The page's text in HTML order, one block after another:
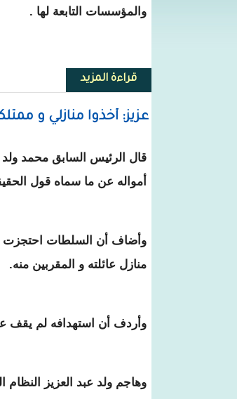
والمؤسسات التابعة لها .
قراءة المزيدحول الوزير الأول
عزيز: أخذوا منازلي و
قال الرئيس السابق محمد ولد
أمواله عن ما سماه قول
وأضاف أن السلطات احتجزت
منازل عائلته و المقربين منه.
وأردف أن استهدافه لم يقف
وهاجم ولد عبد العزيز النظام